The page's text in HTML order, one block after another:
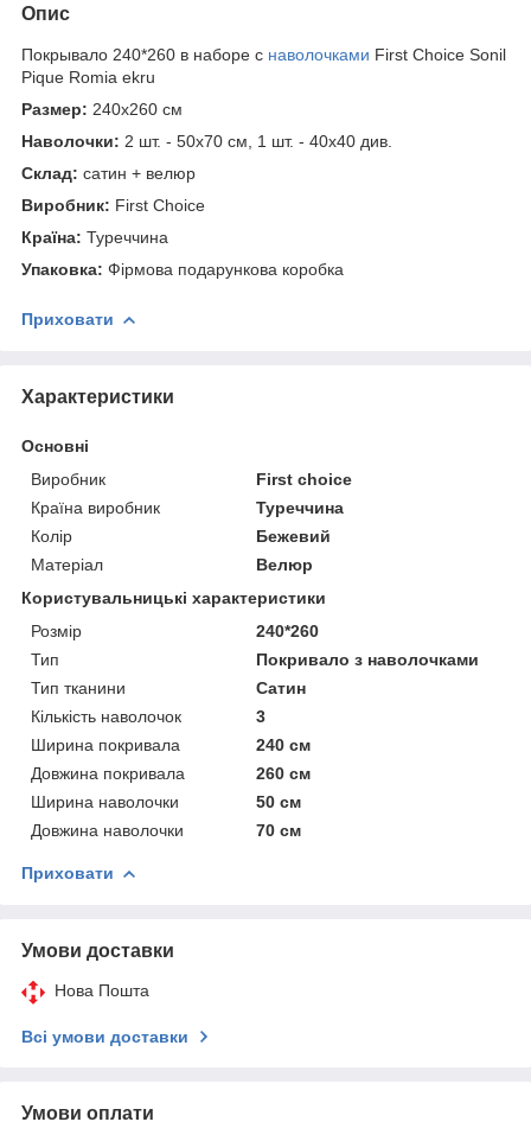
Опис
Покрывало 240*260 в наборе с наволочками First Choice Sonil
Pique Romia ekru
Размер: 240x260 см
Наволочки: 2 шт. - 50х70 см, 1 шт. - 40х40 див.
Склад: сатин + велюр
Виробник: First Choice
Країна: Туреччина
Упаковка: Фірмова подарункова коробка
Приховати
Характеристики
Основні
Виробник
First choice
Країна виробник
Туреччина
Колір
Бежевий
Матеріал
Велюр
Користувальницькі характеристики
Розмір
240*260
Тип
Покривало з наволочками
Тип тканини
Сатин
Кількість наволочок
3
Ширина покривала
240 см
Довжина покривала
260 см
Ширина наволочки
50 см
Довжина наволочки
70 см
Приховати
Умови доставки
Нова Пошта
Всі умови доставки
Умови оплати